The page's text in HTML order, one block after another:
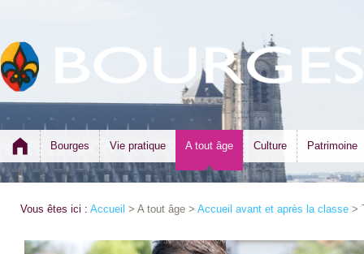
Bourges Vie pratique A tout âge Culture Patrimoine
Vous êtes ici : Accueil > A tout âge > Accueil avant et après la classe >